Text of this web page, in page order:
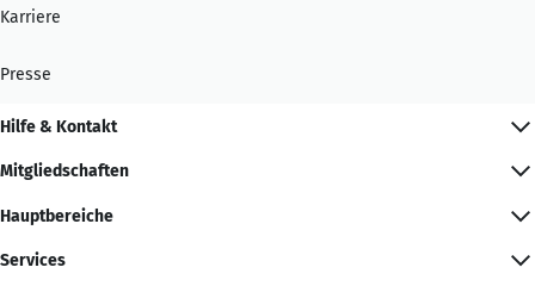
Karriere
Presse
Hilfe & Kontakt
Mitgliedschaften
Hauptbereiche
Services